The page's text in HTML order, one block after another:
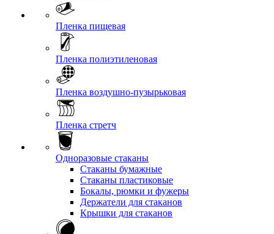
Пленка пищевая
Пленка полиэтиленовая
Пленка воздушно-пузырьковая
Пленка стретч
Одноразовые стаканы
Стаканы бумажные
Стаканы пластиковые
Бокалы, рюмки и фужеры
Держатели для стаканов
Крышки для стаканов